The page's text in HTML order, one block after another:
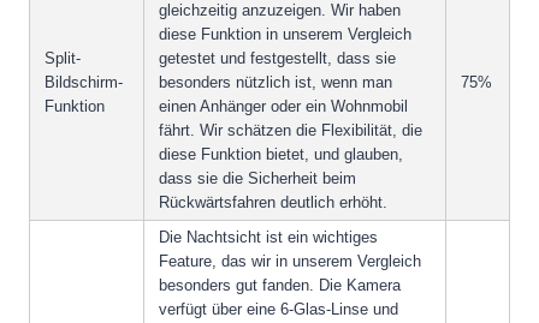
Split-
Bildschirm-
Funktion
gleichzeitig anzuzeigen. Wir haben
diese Funktion in unserem Vergleich
getestet und festgestellt, dass sie
besonders nützlich ist, wenn man
einen Anhänger oder ein Wohnmobil
fährt. Wir schätzen die Flexibilität, die
diese Funktion bietet, und glauben,
dass sie die Sicherheit beim
Rückwärtsfahren deutlich erhöht.
75%
Die Nachtsicht ist ein wichtiges
Feature, das wir in unserem Vergleich
besonders gut fanden. Die Kamera
verfügt über eine 6-Glas-Linse und